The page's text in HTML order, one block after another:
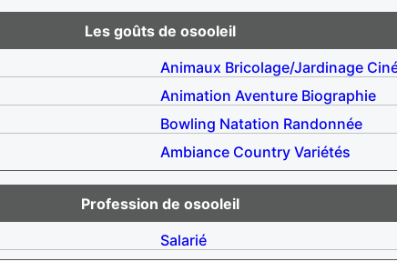
Les goûts de osooleil
Animaux Bricolage/Jardinage
Animation Aventure Biographie
Bowling Natation Randonnée
Ambiance Country Variétés
Profession de osooleil
Salarié